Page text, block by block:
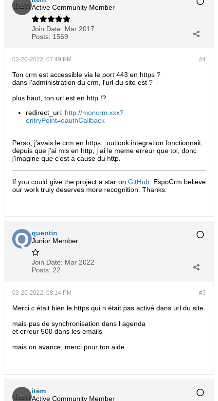
Active Community Member
Join Date: Mar 2017
Posts: 1569
#4
03-20-2022, 07:49 PM
Ton crm est accessible via le port 443 en https ?
dans l'administration du crm, l'url du site est ?
plus haut, ton url est en http !?
redirect_uri: http://moncrm.xxx?
entryPoint=oauthCallback
Perso, j'avais le crm en https.. outlook integration fonctionnait,
depuis que j'ai mis en http, j ai le meme erreur que toi, donc
j'imagine que c'est a cause du http.
If you could give the project a star on GitHub . EspoCrm believe
our work truly deserves more recognition. Thanks.​
quentin
Junior Member
Join Date: Mar 2022
Posts: 22
#5
03-20-2022, 08:14 PM
Merci c était bien le https qui n était pas activé dans url du site.
mais pas de synchronisation dans l agenda
et erreur 500 dans les emails
mais on avance, merci pour ton aide
item
Active Community Member